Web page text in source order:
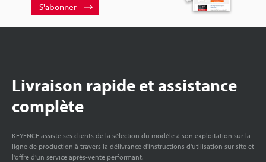
S'abonner
Livraison rapide et assistance
complète
KEYENCE assiste ses clients de la sélection du modèle à son exploitation sur la
ligne de production à travers la délivrance d'instructions d'utilisation sur site et
l'offre d'un service après-vente performant.